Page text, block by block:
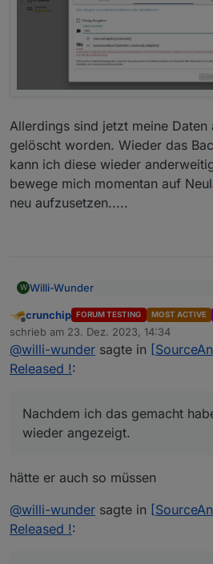
Allerdings sind jetzt meine
gelöscht worden. Wieder das
kann ich diese wieder
bewege mich momentan auf
neu aufzusetzen.....
W Willi-Wunder
Nachdem ich das
wieder angezeigt.
Allerdings sind jetzt
momentan auf Neuland
aufzusetzen.....
Offline
crunchip FORUM TESTING MOST ACTIVE
schrieb am 23. Dez. 2023, 14:34
zuletzt editiert von
@willi-wunder sagte in
Released !:
Nachdem ich das gemacht
wieder angezeigt.
hätte er auch so müssen
@willi-wunder sagte in
Released !: